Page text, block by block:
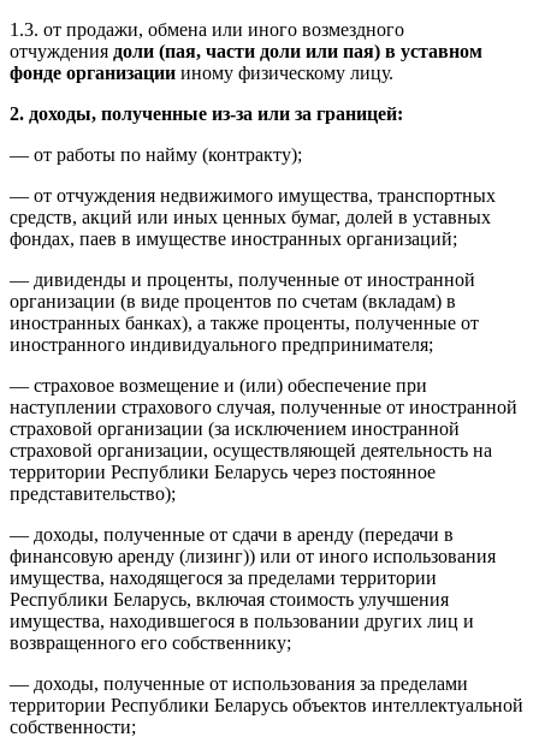
1.3. от продажи, обмена или иного возмездного
отчуждения доли (пая, части доли или пая) в уставном
фонде организации иному физическому лицу.
2. доходы, полученные из-за или за границей:
— от работы по найму (контракту);
— от отчуждения недвижимого имущества, транспортных
средств, акций или иных ценных бумаг, долей в уставных
фондах, паев в имуществе иностранных организаций;
— дивиденды и проценты, полученные от иностранной
организации (в виде процентов по счетам (вкладам) в
иностранных банках), а также проценты, полученные от
иностранного индивидуального предпринимателя;
— страховое возмещение и (или) обеспечение при
наступлении страхового случая, полученные от иностранной
страховой организации (за исключением иностранной
страховой организации, осуществляющей деятельность на
территории Республики Беларусь через постоянное
представительство);
— доходы, полученные от сдачи в аренду (передачи в
финансовую аренду (лизинг)) или от иного использования
имущества, находящегося за пределами территории
Республики Беларусь, включая стоимость улучшения
имущества, находившегося в пользовании других лиц и
возвращенного его собственнику;
— доходы, полученные от использования за пределами
территории Республики Беларусь объектов интеллектуальной
собственности;